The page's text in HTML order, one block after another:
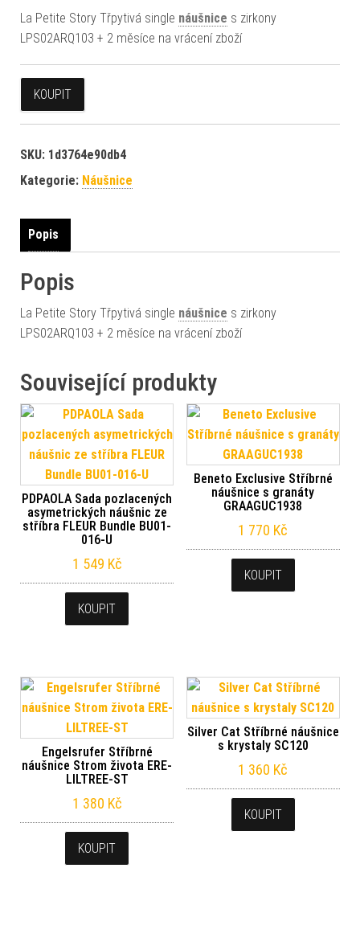
La Petite Story Třpytivá single náušnice s zirkony
LPS02ARQ103 + 2 měsíce na vrácení zboží
KOUPIT
SKU: 1d3764e90db4
Kategorie: Náušnice
Popis
Popis
La Petite Story Třpytivá single náušnice s zirkony
LPS02ARQ103 + 2 měsíce na vrácení zboží
Související produkty
PDPAOLA Sada pozlacených
asymetrických náušnic ze
stříbra FLEUR Bundle BU01-
016-U
1 549 Kč
KOUPIT
Beneto Exclusive Stříbrné
náušnice s granáty
GRAAGUC1938
1 770 Kč
KOUPIT
Engelsrufer Stříbrné
náušnice Strom života ERE-
LILTREE-ST
1 380 Kč
KOUPIT
Silver Cat Stříbrné náušnice
s krystaly SC120
1 360 Kč
KOUPIT